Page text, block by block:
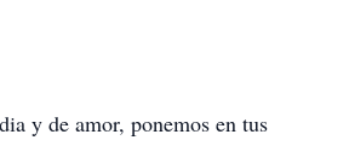
y de amor, ponemos en tus